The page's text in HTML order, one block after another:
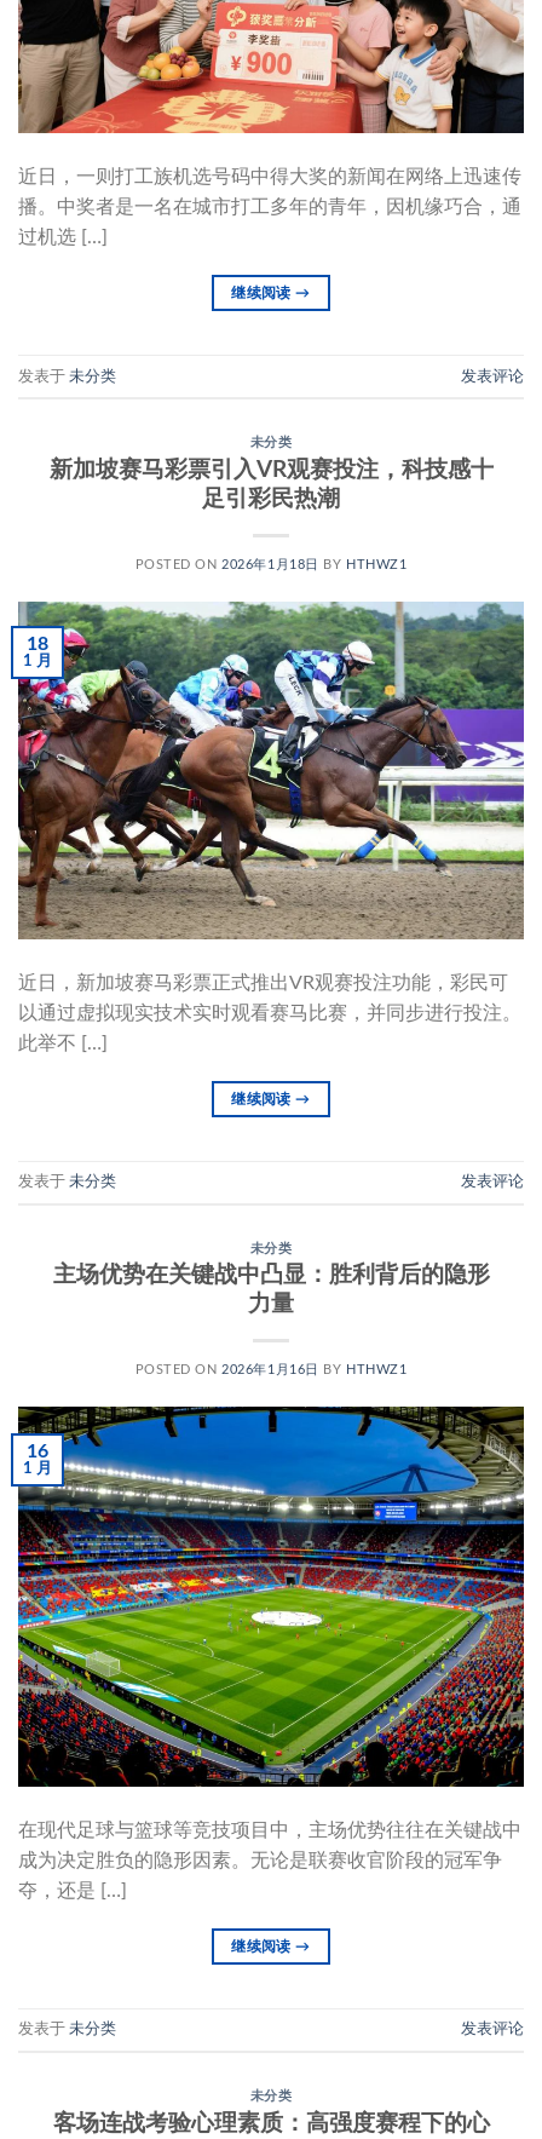
近日，一则打工族机选号码中得大奖的新闻在网络上迅速传
播。中奖者是一名在城市打工多年的青年，因机缘巧合，通
过机选 […]
继续阅读→
发表于 未分类 发表评论
未分类
新加坡赛马彩票引入VR观赛投注，科技感十
足引彩民热潮
POSTED ON 2026年1月18日 BY HTHWZ1
18
1 月
近日，新加坡赛马彩票正式推出VR观赛投注功能，彩民可
以通过虚拟现实技术实时观看赛马比赛，并同步进行投注。
此举不 […]
继续阅读→
发表于 未分类 发表评论
未分类
主场优势在关键战中凸显：胜利背后的隐形
力量
POSTED ON2026年1月16日 BY HTHWZ1
16
1 月
在现代足球与篮球等竞技项目中，主场优势往往在关键战中
成为决定胜负的隐形因素。无论是联赛收官阶段的冠军争
夺，还是 […]
继续阅读→
发表于 未分类 发表评论
未分类
客场连战考验心理素质：高强度赛程下的心